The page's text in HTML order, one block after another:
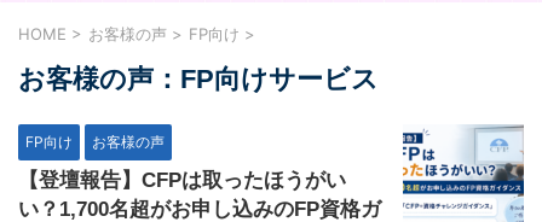
HOME > お客様の声 > FP向け >
お客様の声：FP向けサービス
FP向け お客様の声
【登壇報告】CFPは取ったほうがい
い？1,700名超がお申し込みのFP資格ガ